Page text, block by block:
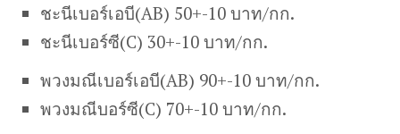
ชะนีเบอร์เอบี(AB) 50+-10 บาท/กก.
ชะนีเบอร์ซี(C) 30+-10 บาท/กก.
พวงมณีเบอร์เอบี(AB) 90+-10 บาท/กก.
พวงมณีบอร์ซี(C) 70+-10 บาท/กก.